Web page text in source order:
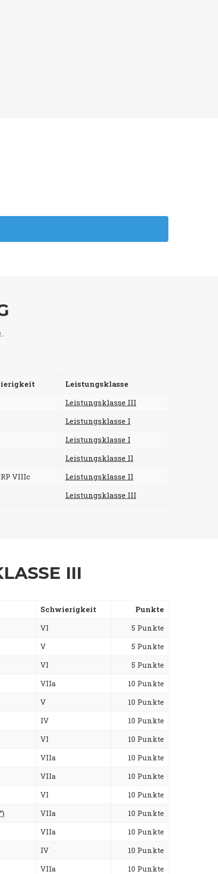
Leistungsklasse
Leistungsklasse III
Leistungsklasse I
Leistungsklasse I
Leistungsklasse II
VIIIc
Leistungsklasse II
Leistungsklasse III
III
Schwierigkeit
Punkte
VI
5 Punkte
V
5 Punkte
VI
5 Punkte
VIIa
10 Punkte
V
10 Punkte
IV
10 Punkte
VI
10 Punkte
VIIa
10 Punkte
VIIa
10 Punkte
VI
10 Punkte
VIIa
10 Punkte
VIIa
10 Punkte
IV
10 Punkte
VIIa
10 Punkte